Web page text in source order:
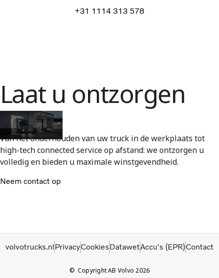
+31 1114 313 578
Laat u ontzorgen
Van het onderhouden van uw truck in de werkplaats tot
high-tech connected service op afstand: we ontzorgen u
volledig en bieden u maximale winstgevendheid.
Neem contact op
Copyright AB Volvo 2026
volvotrucks.nlPrivacyCookiesDatawetAccu's (EPR)Contact